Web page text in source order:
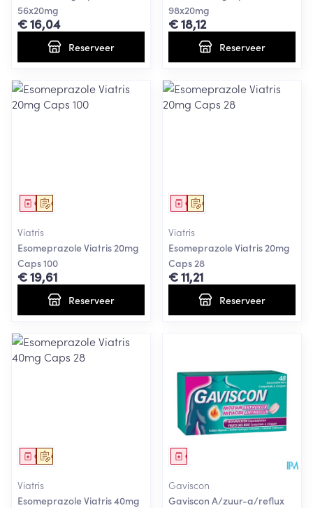
56x20mg
€ 16,04
Reserveer
98x20mg
€ 18,12
Reserveer
Op voorschrift
Geneesmiddel
Viatris
Esomeprazole Viatris 20mg
Caps 100
€ 19,61
Reserveer
Op voorschrift
Geneesmiddel
Viatris
Esomeprazole Viatris 20mg
Caps 28
€ 11,21
Reserveer
Op voorschrift
Geneesmiddel
Viatris
Esomeprazole Viatris 40mg
Geneesmiddel
Gaviscon
Gaviscon A/zuur-a/reflux